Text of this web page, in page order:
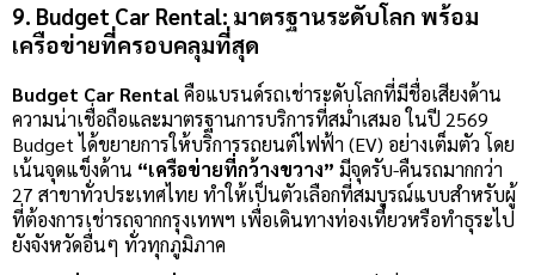
9. Budget Car Rental: มาตรฐานระดับโลก พร้อม
เครือข่ายที่ครอบคลุมที่สุด
Budget Car Rentalคือแบรนด์รถเช่าระดับโลกที่มีชื่อเสียงด้าน
ความน่าเชื่อถือและมาตรฐานการบริการที่สม่ำเสมอ ในปี 2569
Budget ได้ขยายการให้บริการรถยนต์ไฟฟ้า (EV) อย่างเต็มตัว โดย
เน้นจุดแข็งด้าน “เครือข่ายที่กว้างขวาง” มีจุดรับ-คืนรถมากกว่า
27 สาขาทั่วประเทศไทย ทำให้เป็นตัวเลือกที่สมบูรณ์แบบสำหรับผู้
ที่ต้องการเช่ารถจากกรุงเทพฯ เพื่อเดินทางท่องเที่ยวหรือทำธุระไป
ยังจังหวัดอื่นๆ ทั่วทุกภูมิภาค